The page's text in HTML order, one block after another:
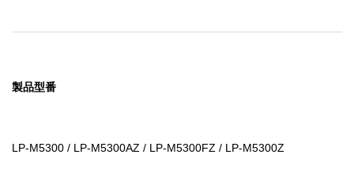
製品型番
LP-M5300 / LP-M5300AZ / LP-M5300FZ / LP-M5300Z